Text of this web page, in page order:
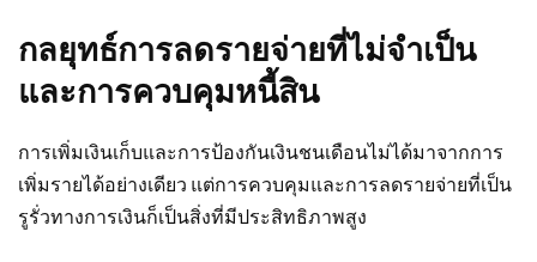
กลยุทธ์การลดรายจ่ายที่ไม่จำเป็น
และการควบคุมหนี้สิน
การเพิ่มเงินเก็บและการป้องกันเงินชนเดือนไม่ได้มาจากการ
เพิ่มรายได้อย่างเดียว แต่การควบคุมและการลดรายจ่ายที่เป็น
รูรั่วทางการเงินก็เป็นสิ่งที่มีประสิทธิภาพสูง